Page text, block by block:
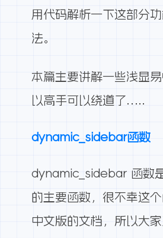
用代码解析一下这部分
法。
本篇主要讲解一些浅显
以高手可以绕道了…..
dynamic_sidebar函数
dynamic_sidebar 函数
的主要函数，很不幸这
中文版的文档，所以大